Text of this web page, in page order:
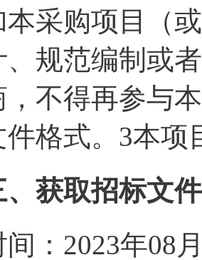
本采购项目（
、规范编制或
，不得再参与
件格式。3本项
、获取招标文件
间：2023年08